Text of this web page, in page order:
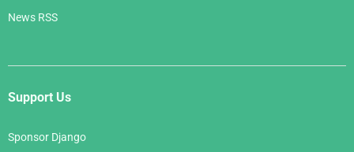
News RSS
Support Us
Sponsor Django